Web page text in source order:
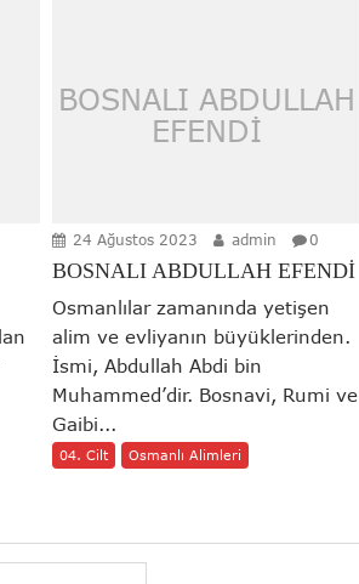
BOSNALI ABDULLAH
EFENDİ
24 Ağustos 2023 admin 0
BOSNALI ABDULLAH EFENDİ
Osmanlılar zamanında yetişen
alim ve evliyanın büyüklerinden.
İsmi, Abdullah Abdi bin
Muhammed’dir. Bosnavi, Rumi ve
Gaibi...
04. Cilt Osmanlı Alimleri